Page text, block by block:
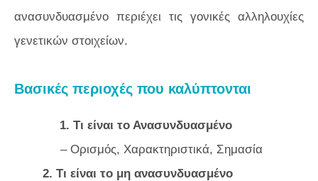
ανασυνδυασμένο περιέχει τις γονικές αλληλουχίες
γενετικών στοιχείων.
Βασικές περιοχές που καλύπτονται
1. Τι είναι το Ανασυνδυασμένο
– Ορισμός, Χαρακτηριστικά, Σημασία
2. Τι είναι το μη ανασυνδυασμένο